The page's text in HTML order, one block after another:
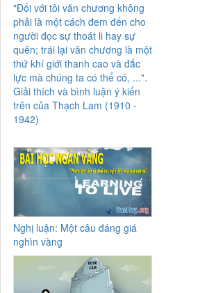
"Đối với tôi văn chương không
phải là một cách đem đến cho
người đọc sự thoát li hay sự
quên; trái lại văn chương là một
thứ khí giới thanh cao và đắc
lực mà chúng ta có thể có, ...".
Giải thích và bình luận ý kiến
trên của Thạch Lam (1910 -
1942)
Nghị luận: Một câu đáng giá
nghìn vàng